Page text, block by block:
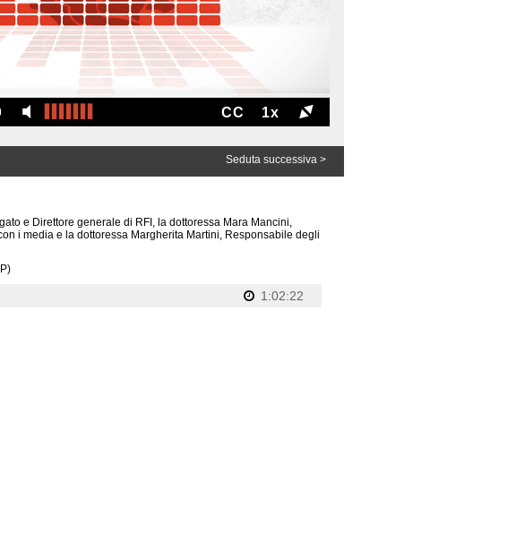
CC 1x
Seduta successiva >
e Direttore generale di RFI, la dottoressa Mara Mancini,
i media e la dottoressa Margherita Martini, Responsabile degli
1:02:22